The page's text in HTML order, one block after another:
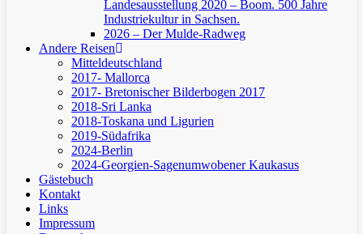
Landesausstellung 2020 – Boom. 500 Jahre
Industriekultur in Sachsen.
2026 – Der Mulde-Radweg
Andere Reisen
Mitteldeutschland
2017- Mallorca
2017- Bretonischer Bilderbogen 2017
2018-Sri Lanka
2018-Toskana und Ligurien
2019-Südafrika
2024-Berlin
2024-Georgien-Sagenumwobener Kaukasus
Gästebuch
Kontakt
Links
Impressum